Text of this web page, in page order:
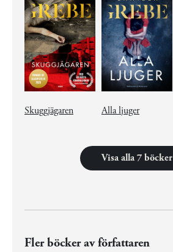
Skuggjägaren Alla ljuger
Visa alla 7 böcker
Fler böcker av författaren